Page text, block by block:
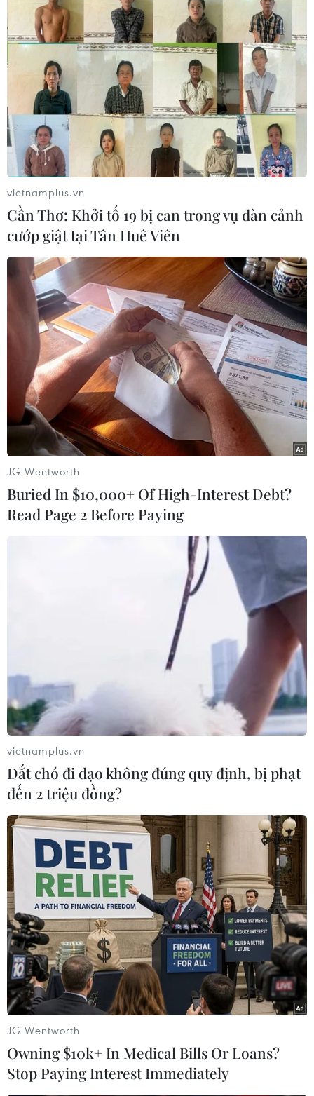
Đón Tết Trung Thu, Vietjet dành tặng các em nhỏ và khách hàng
những chiếc lồng đèn Amy độc đáo, dễ thương cùng không khí
ấm áp, yêu thương, cùng 'phá cỗ, trông trăng.'
Nữ tỷ phú tự thân Nguyễn Thị Phương Thảo giữa những bộn bề
công việc với phong cách giản dị, hòa đồng đã dành thời gian
cùng các nhân viên của mình tới thăm các em nhỏ tại Trung
tâm Bảo trợ Trẻ em Tam Bình (TP.HCM), dành tặng các em
những món quà Trung Thu và vui ngày Tết đặc biệt của các bạn
nhỏ.
Nữ tỷ phú Nguyễn Thị Phương Thảo thăm các em nhỏ tại Trung
tâm Bảo trợ Trẻ em Tam Bình (Thành phố Hồ Chí Minh).
Nữ tỷ phú Nguyễn Thị Phương Thảo với phong cách giản dị,
hòa đồng đã dành thời gian cùng các nhân viên của mình tới
thăm các em nhỏ dịp Trung Thu.
vietnamplus.vn
Cần Thơ: Khởi tố 19 bị can trong vụ dàn cảnh
cướp giật tại Tân Huê Viên
JG Wentworth
Buried In $10,000+ Of High-Interest Debt?
Read Page 2 Before Paying
vietnamplus.vn
Dắt chó đi dạo không đúng quy định, bị phạt
đến 2 triệu đồng?
JG Wentworth
Owning $10k+ In Medical Bills Or Loans?
Stop Paying Interest Immediately